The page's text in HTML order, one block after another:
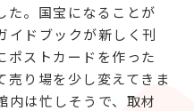
た。国宝になることが
イドブックが新しく刊
ポストカードを作った
売り場を少し変えてきま
内は忙しそうで、取材